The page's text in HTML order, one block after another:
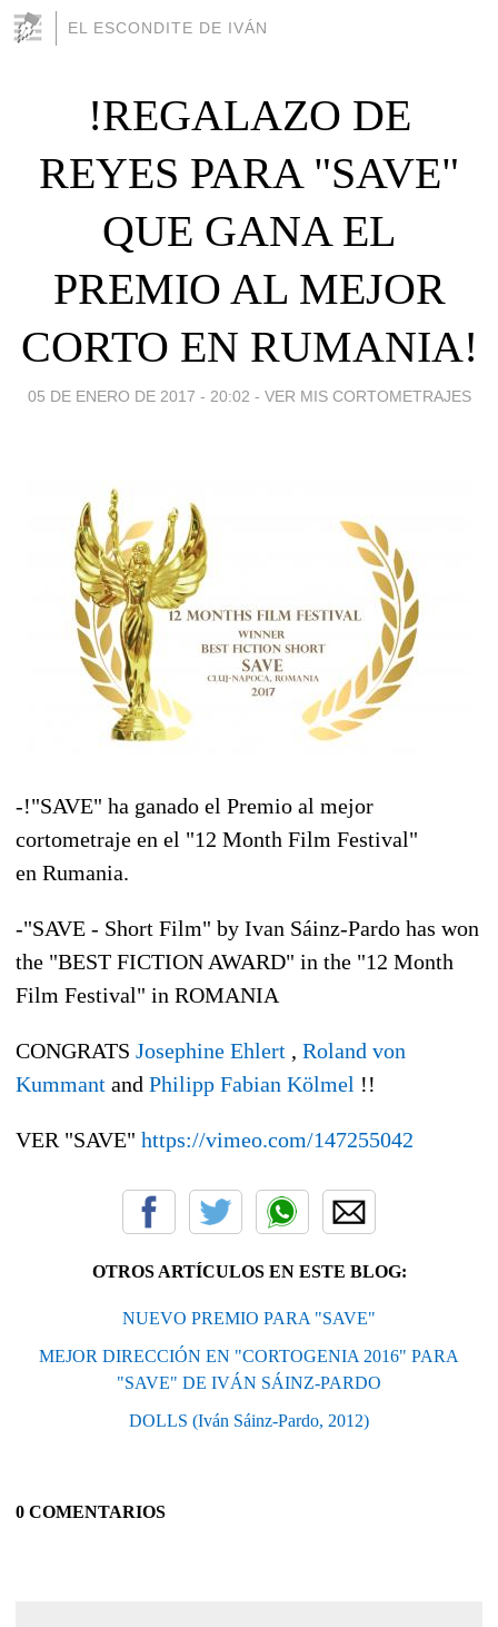
EL ESCONDITE DE IVÁN
!REGALAZO DE
REYES PARA "SAVE"
QUE GANA EL
PREMIO AL MEJOR
CORTO EN RUMANIA!
05 DE ENERO DE 2017 - 20:02 - VER MIS CORTOMETRAJES
-!"SAVE" ha ganado el Premio al mejor
cortometraje en el "12 Month Film Festival"
en Rumania.
-"SAVE - Short Film" by Ivan Sáinz-Pardo has won
the "BEST FICTION AWARD" in the "12 Month
Film Festival" in ROMANIA
CONGRATS Josephine Ehlert , Roland von
Kummant and Philipp Fabian Kölmel !!
VER "SAVE" https://vimeo.com/147255042
OTROS ARTÍCULOS EN ESTE BLOG:
NUEVO PREMIO PARA "SAVE"
MEJOR DIRECCIÓN EN "CORTOGENIA 2016" PARA
"SAVE" DE IVÁN SÁINZ-PARDO
DOLLS (Iván Sáinz-Pardo, 2012)
0 COMENTARIOS